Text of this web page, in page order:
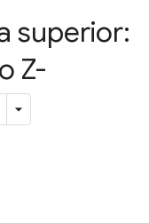
superior:
Z-